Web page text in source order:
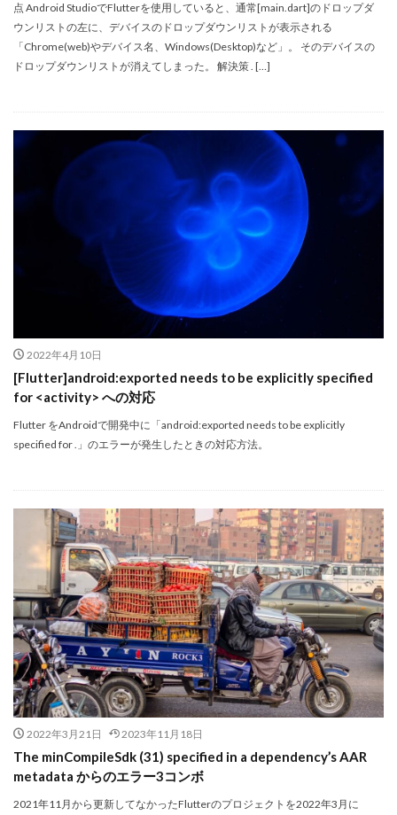
点 Android StudioでFlutterを使用していると、通常[main.dart]のドロップダ
ウンリストの左に、デバイスのドロップダウンリストが表示される
「Chrome(web)やデバイス名、Windows(Desktop)など」。 そのデバイスの
ドロップダウンリストが消えてしまった。 解決策 . […]
2022年4月10日
[Flutter]android:exported needs to be explicitly specified
for <activity> への対応
Flutter をAndroidで開発中に「android:exported needs to be explicitly
specified for.」のエラーが発生したときの対応方法。
2022年3月21日 2023年11月18日
The minCompileSdk (31) specified in a dependency’s AAR
metadata からのエラー3コンボ
2021年11月から更新してなかったFlutterのプロジェクトを2022年3月に